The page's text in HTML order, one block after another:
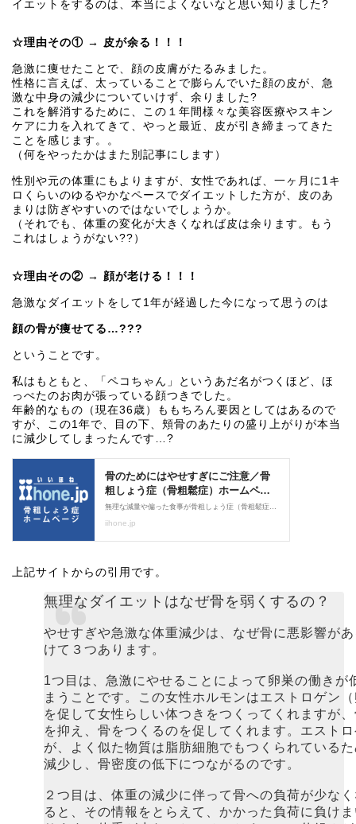
イエットをするのは、本当によくないなと思い知りました?
☆理由その① → 皮が余る！！！
急激に痩せたことで、顔の皮膚がたるみました。
性格に言えば、太っていることで膨らんでいた顔の皮が、急
激な中身の減少についていけず、余りました?
これを解消するために、この１年間様々な美容医療やスキン
ケアに力を入れてきて、やっと最近、皮が引き締まってきた
ことを感じます。。
（何をやったかはまた別記事にします）
性別や元の体重にもよりますが、女性であれば、一ヶ月に1キ
ロくらいのゆるやかなペースでダイエットした方が、皮のあ
まりは防ぎやすいのではないでしょうか。
（それでも、体重の変化が大きくなれば皮は余ります。もう
これはしょうがない??）
☆理由その② → 顔が老ける！！！
急激なダイエットをして1年が経過した今になって思うのは
顔の骨が痩せてる…???
ということです。
私はもともと、「ペコちゃん」というあだ名がつくほど、ほ
っぺたのお肉が張っている顔つきでした。
年齢的なもの（現在36歳）ももちろん要因としてはあるので
すが、この1年で、目の下、頬骨のあたりの盛り上がりが本当
に減少してしまったんです…?
上記サイトからの引用です。
無理なダイエットはなぜ骨を弱くするの？
やせすぎや急激な体重減少は、なぜ骨に悪影響が
けて３つあります。
1つ目は、急激にやせることによって卵巣の働き
まうことです。この女性ホルモンはエストロゲン
を促して女性らしい体つきをつくってくれますが
を抑え、骨をつくるのを促してくれます。エスト
が、よく似た物質は脂肪細胞でもつくられている
減少し、骨密度の低下につながるのです。
２つ目は、体重の減少に伴って骨への負荷が少な
ると、その情報をとらえて、かかった負荷に負け